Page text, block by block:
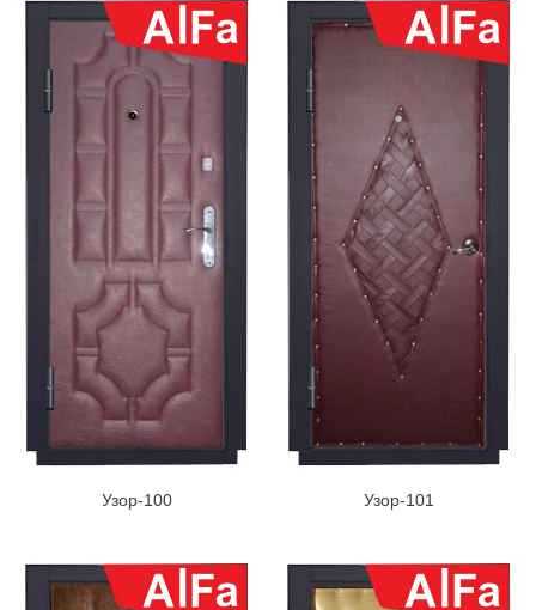
Узор-100 Узор-101